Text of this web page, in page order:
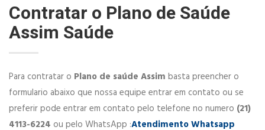
Contratar o Plano de Saúde
Assim Saúde
Para contratar o Plano de saúde Assim basta preencher o
formulario abaixo que nossa equipe entrar em contato ou se
preferir pode entrar em contato pelo telefone no numero (21)
4113-6224 ou pelo WhatsApp :Atendimento Whatsapp